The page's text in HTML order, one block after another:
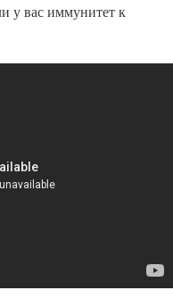
у вас иммунитет к